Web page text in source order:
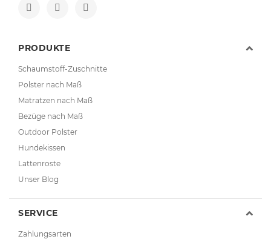
PRODUKTE
Schaumstoff-Zuschnitte
Polster nach Maß
Matratzen nach Maß
Bezüge nach Maß
Outdoor Polster
Hundekissen
Lattenroste
Unser Blog
SERVICE
Zahlungsarten